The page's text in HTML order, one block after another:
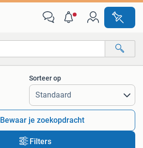
Alle afstanden…
Sorteer op
Bewaar je zoekopdracht
Filters